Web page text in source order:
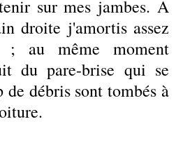
sur mes jambes. A
droite j'amortis assez
; au même moment
du pare-brise qui se
débris sont tombés à